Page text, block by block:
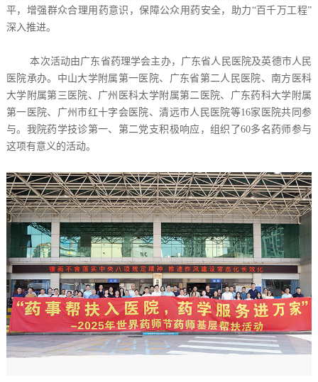
平，增强群众合理用药意识，保障公众用药安全，助力“百千万工程”
深入推进。
本次活动由广东省药理学会主办，广东省人民医院及英德市人民
医院承办。中山大学附属第一医院、广东省第二人民医院、南方医科
大学附属第三医院、广州医科太学附属第二医院、广东药科大学附属
第一医院、广州市红十字会医院、清远市人民医院等16家医院共同参
与。我院药学技诊第一、第二党支积极响应，组织了60多名药师参与
这项有意义的活动。